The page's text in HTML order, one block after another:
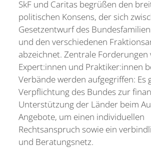
SkF und Caritas begrüßen den
politischen Konsens, der sich
Gesetzentwurf des
und den verschiedenen
abzeichnet. Zentrale Forderungen
Expert:innen und Praktiker:innen
Verbände werden aufgegriffen: Es
Verpflichtung des Bundes zur
Unterstützung der Länder beim
Angebote, um einen individuellen
Rechtsanspruch sowie ein
und Beratungsnetz.